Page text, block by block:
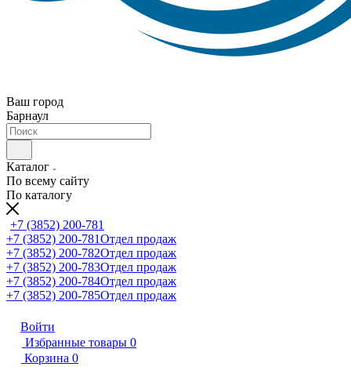
Ваш город
Барнаул
Каталог
По всему сайту
По каталогу
+7 (3852) 200-781
+7 (3852) 200-781Отдел продаж
+7 (3852) 200-782Отдел продаж
+7 (3852) 200-783Отдел продаж
+7 (3852) 200-784Отдел продаж
+7 (3852) 200-785Отдел продаж
Войти
Избранные товары 0
Корзина 0